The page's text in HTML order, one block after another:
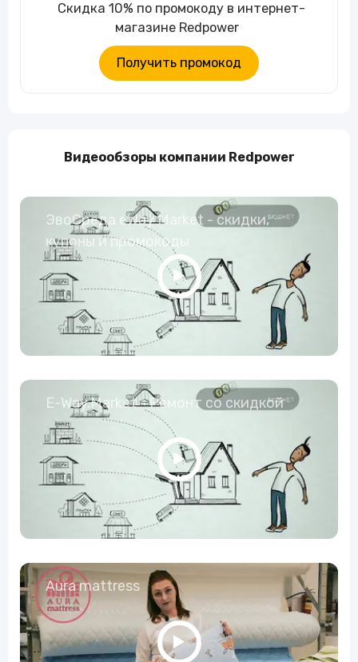
Скидка 10% по промокоду в интернет-
магазине Redpower
Получить промокод
Видеообзоры компании Redpower
ЭвоСреда eWay Market - скидки,
купоны и промокоды
E-Way.Market - Ремонт со скидкой
Aura mattress